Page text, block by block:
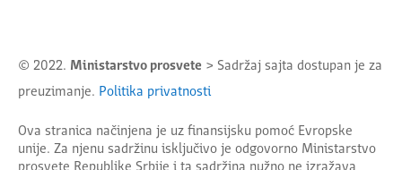
© 2022. Ministarstvo prosvete > Sadržaj sajta dostupan je za
preuzimanje. Politika privatnosti
Ova stranica načinjena je uz finansijsku pomoć Evropske
unije. Za njenu sadržinu isključivo je odgovorno Ministarstvo